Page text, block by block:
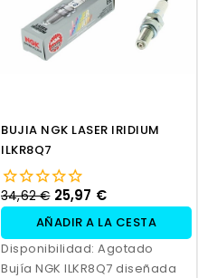
BUJIA NGK LASER IRIDIUM
ILKR8Q7
34,62 € 25,97 €
AÑADIR A LA CESTA
Disponibilidad: Agotado
Bujía NGK ILKR8Q7 diseñada